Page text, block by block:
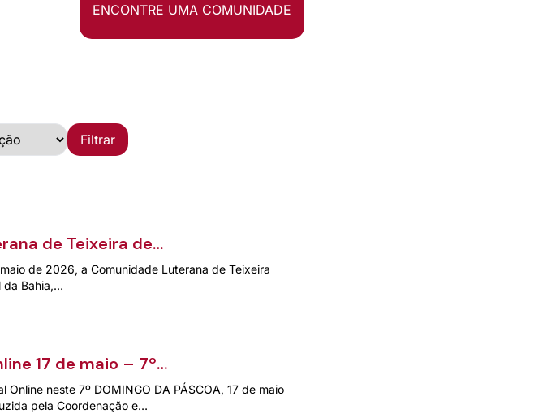
ENCONTRE UMA COMUNIDADE
Filtrar
de Teixeira de
no sul da Bahia
de 2026, a Comunidade Luterana de Teixeira
da Bahia,…
17 de maio – 7º
Online neste 7º DOMINGO DA PÁSCOA, 17 de maio
pela Coordenação e…